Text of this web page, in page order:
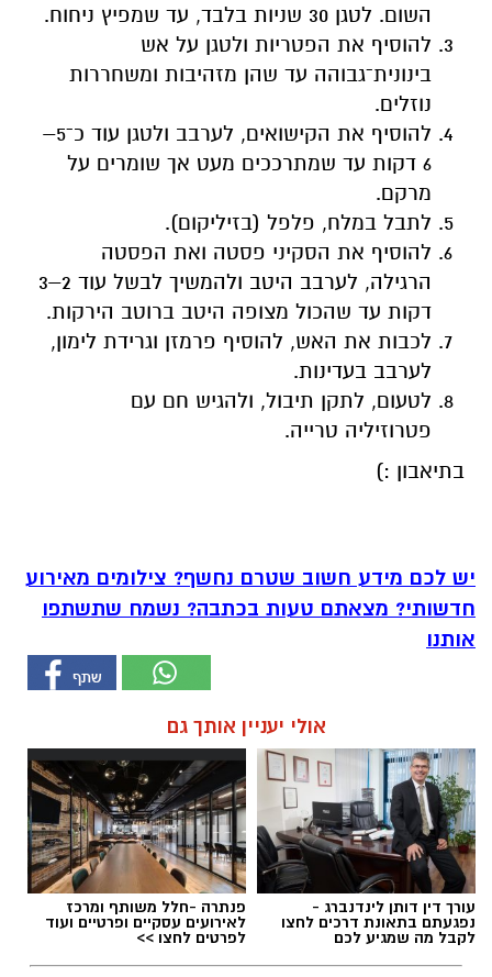
השום. לטגן 30 שניות בלבד, עד שמפיץ ניחוח.
להוסיף את הפטריות ולטגן על אש
בינונית־גבוהה עד שהן מזהיבות ומשחררות
נוזלים.
להוסיף את הקישואים, לערבב ולטגן עוד כ־5–
6 דקות עד שמתרככים מעט אך שומרים על
מרקם.
לתבל במלח, פלפל (בזיליקום).
להוסיף את הסקיני פסטה ואת הפסטה
הרגילה, לערבב היטב ולהמשיך לבשל עוד 2–3
דקות עד שהכול מצופה היטב ברוטב הירקות.
לכבות את האש, להוסיף פרמזן וגרידת לימון,
לערבב בעדינות.
לטעום, לתקן תיבול, ולהגיש חם עם
פטרוזיליה טרייה.
בתיאבון :)
יש לכם מידע חשוב שטרם נחשף? צילומים מאירוע
חדשותי? מצאתם טעות בכתבה? נשמח שתשתפו
אותנו
אולי יעניין אותך גם
עורך דין דותן לינדנברג -
נפגעתם בתאונת דרכים לחצו
לקבל מה שמגיע לכם
פנתרה -חלל משותף ומרכז
לאירועים עסקיים ופרטיים ועוד
לפרטים לחצו >>